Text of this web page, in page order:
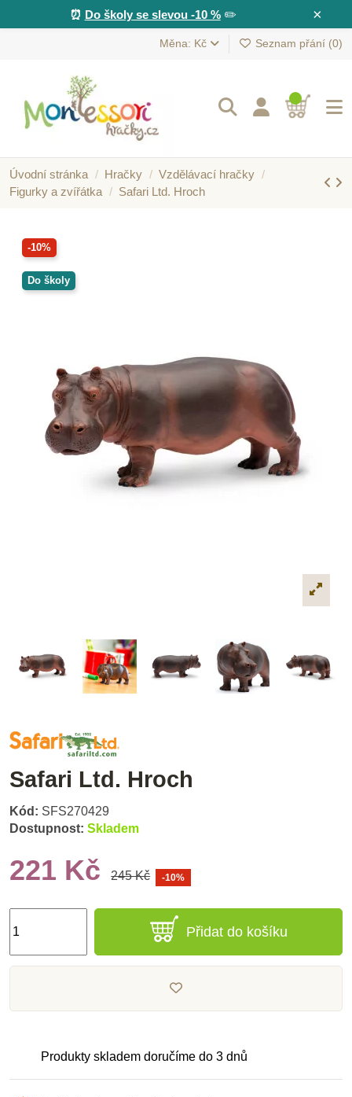
×
⏰ Do školy se slevou -10 %✏️
Měna: Kč Seznam přání (0)
Úvodní stránka Hračky
Vzdělávací hračky
Figurky a zvířátka
Safari Ltd. Hroch
-10%
Do školy
Safari Ltd. Hroch
Kód: SFS270429
Dostupnost: Skladem
221 Kč 245 Kč -10%
Přidat do košíku
Produkty skladem doručíme do 3 dnů